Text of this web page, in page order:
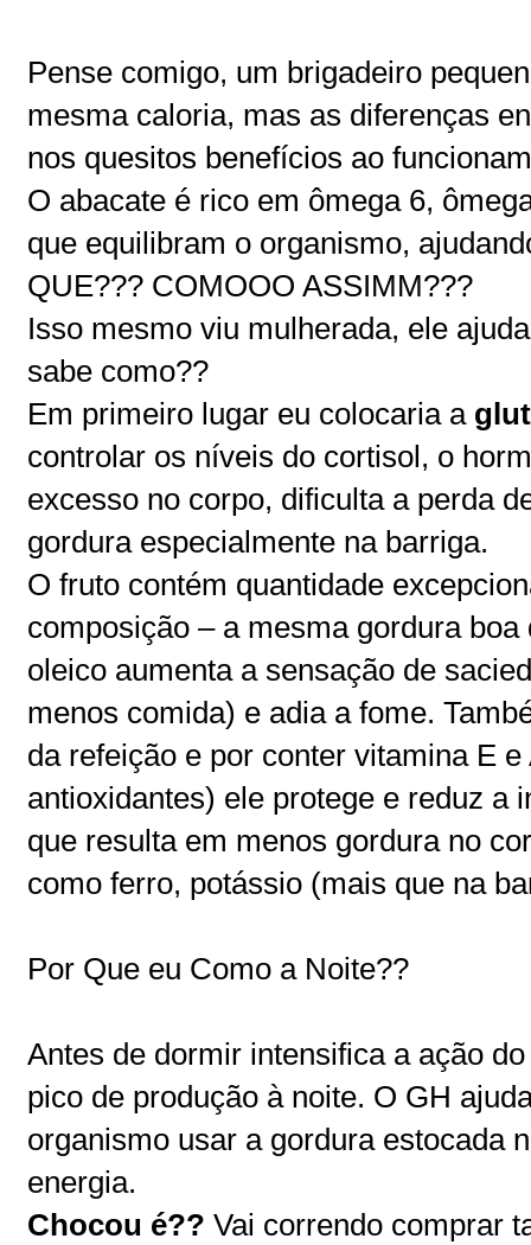
Pense comigo, um brigadeiro
mesma caloria, mas as diferenças
nos quesitos benefícios ao
O abacate é rico em ômega 6,
que equilibram o organismo,
QUE??? COMOOO ASSIMM???
Isso mesmo viu mulherada, ele
sabe como??
Em primeiro lugar eu colocaria a
controlar os níveis do cortisol, o
excesso no corpo, dificulta a perda
gordura especialmente na barriga.
O fruto contém quantidade
composição – a mesma gordura
oleico aumenta a sensação de
menos comida) e adia a fome.
da refeição e por conter vitamina E e
antioxidantes) ele protege e reduz a
que resulta em menos gordura no
como ferro, potássio (mais que na
Por Que eu Como a Noite??
Antes de dormir intensifica a ação
pico de produção à noite. O GH
organismo usar a gordura estocada
energia.
Chocou é?? Vai correndo comprar